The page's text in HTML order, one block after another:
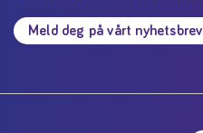
Meld deg på vårt nyhetsbrev